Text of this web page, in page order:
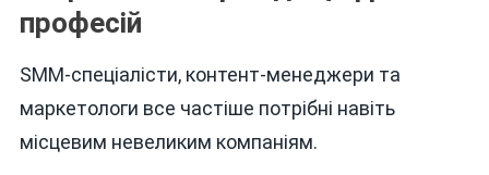
професій
SMM-спеціалісти, контент-менеджери та
маркетологи все частіше потрібні навіть
місцевим невеликим компаніям.